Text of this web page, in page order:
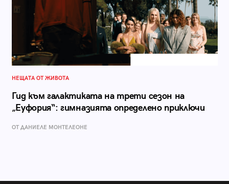
НЕЩАТА ОТ ЖИВОТА
Гид към галактиката на трети сезон на
„Еуфория“: гимназията определено приключи
ОТ ДАНИЕЛЕ МОНТЕЛЕОНЕ